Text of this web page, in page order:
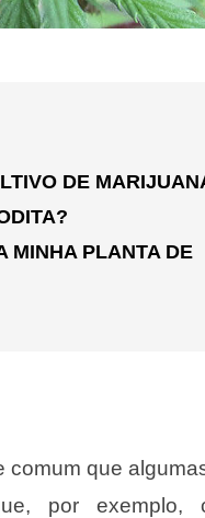
DE
MINHA PLANTA DE
comum que
por exemplo,